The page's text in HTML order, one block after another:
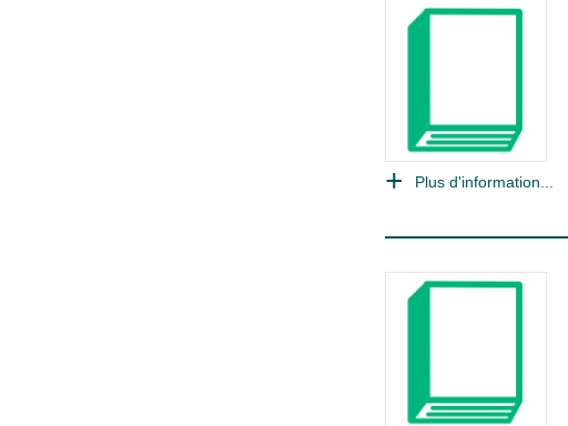
Plus d'information...